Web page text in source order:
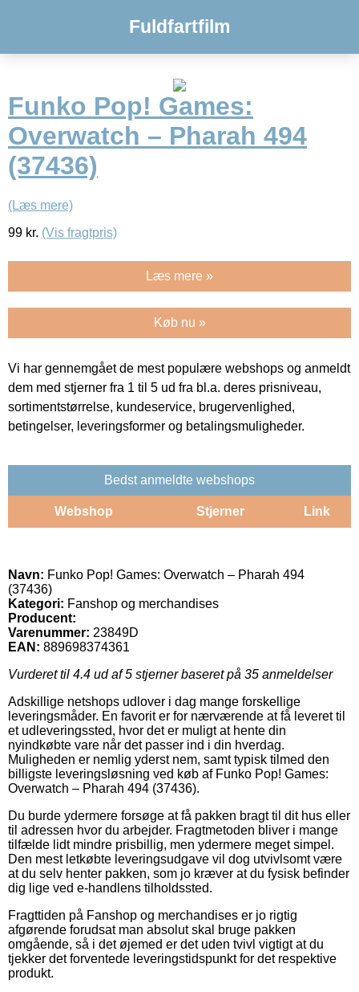
Fuldfartfilm
Funko Pop! Games:
Overwatch – Pharah 494
(37436)
(Læs mere)
99 kr. (Vis fragtpris)
Læs mere »
Køb nu »
Vi har gennemgået de mest populære webshops og anmeldt
dem med stjerner fra 1 til 5 ud fra bl.a. deres prisniveau,
sortimentstørrelse, kundeservice, brugervenlighed,
betingelser, leveringsformer og betalingsmuligheder.
Bedst anmeldte webshops
Webshop Stjerner Link
Navn: Funko Pop! Games: Overwatch – Pharah 494
(37436)
Kategori: Fanshop og merchandises
Producent:
Varenummer: 23849D
EAN: 889698374361
Vurderet til 4.4 ud af 5 stjerner baseret på 35 anmeldelser
Adskillige netshops udlover i dag mange forskellige
leveringsmåder. En favorit er for nærværende at få leveret til
et udleveringssted, hvor det er muligt at hente din
nyindkøbte vare når det passer ind i din hverdag.
Muligheden er nemlig yderst nem, samt typisk tilmed den
billigste leveringsløsning ved køb af Funko Pop! Games:
Overwatch – Pharah 494 (37436).
Du burde ydermere forsøge at få pakken bragt til dit hus eller
til adressen hvor du arbejder. Fragtmetoden bliver i mange
tilfælde lidt mindre prisbillig, men ydermere meget simpel.
Den mest letkøbte leveringsudgave vil dog utvivlsomt være
at du selv henter pakken, som jo kræver at du fysisk befinder
dig lige ved e-handlens tilholdssted.
Fragttiden på Fanshop og merchandises er jo rigtig
afgørende forudsat man absolut skal bruge pakken
omgående, så i det øjemed er det uden tvivl vigtigt at du
tjekker det forventede leveringstidspunkt for det respektive
produkt.